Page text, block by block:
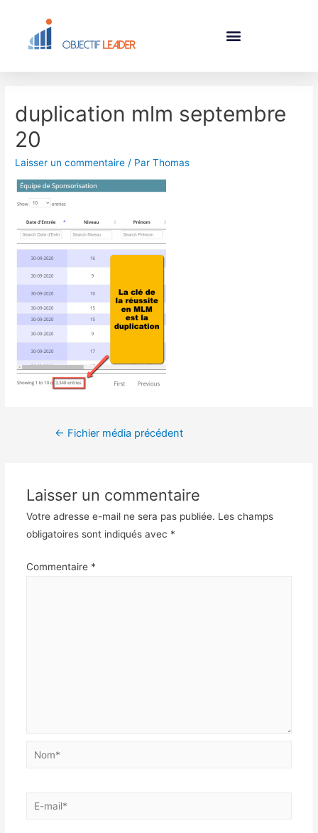
duplication mlm septembre
20
Laisser un commentaire / ParThomas
← Fichier média précédent
Laisser un commentaire
Votre adresse e-mail ne sera pas publiée. Les champs
obligatoires sont indiqués avec *
Commentaire *